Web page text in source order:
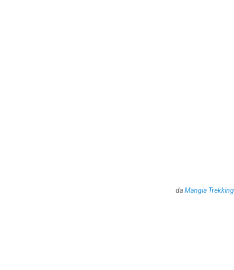
daMangia Trekking